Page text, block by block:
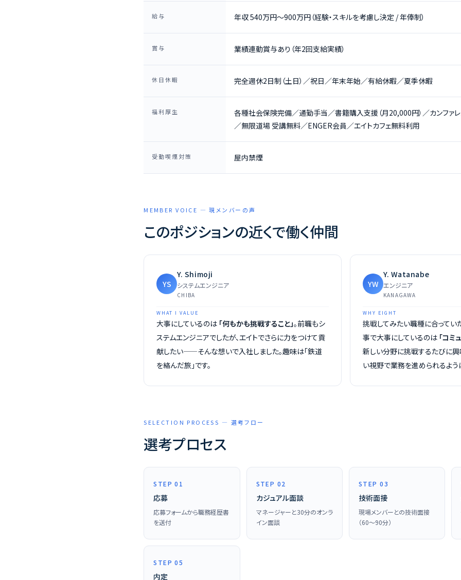
給与 年収 540万円〜900万円（経験・スキルを考慮し決定 / 年俸制）
賞与 業績連動賞与あり（年2回支給実績）
休日休暇 完全週休2日制（土日）／祝日／年末年始／有給休暇／夏季休暇
福利厚生
各種社会保険完備／通勤手当／書籍購入支援（月20,000円）／カンファ
／無限道場 受講無料／ENGER会員／エイトカフェ無料利用
受動喫煙対策 屋内禁煙
MEMBER VOICE — 現メンバーの声
このポジションの近くで働く仲間
YS
Y. Shimoji
システムエンジニア
CHIBA
WHAT I VALUE
大事にしているのは 「何もかも挑戦すること」。前職もシ
ステムエンジニアでしたが、エイトでさらに力をつけて貢
献したい——そんな想いで入社しました。趣味は「鉄道
を絡んだ旅」です。
YW
Y. Watanabe
エンジニア
KANAGAWA
WHY EIGHT
挑戦してみたい職種に合ってい
事で大事にしているのは 「コミ
新しい分野に挑戦するたびに興
い視野で業務を進められるよう
SELECTION PROCESS — 選考フロー
選考プロセス
STEP 01
応募
応募フォームから職務経歴書
を送付
STEP 02
カジュアル面談
マネージャーと30分のオンラ
イン面談
STEP 03
技術面接
現場メンバーとの技術面接
（60〜90分）
STEP 05
内定